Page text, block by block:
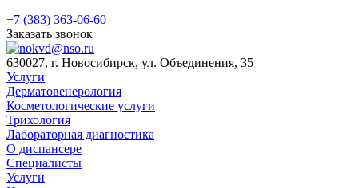
+7 (383) 363-06-60
Заказать звонок
630027, г. Новосибирск, ул. Объединения, 35
Услуги
Дерматовенерология
Косметологические услуги
Трихология
Лабораторная диагностика
О диспансере
Специалисты
Услуги